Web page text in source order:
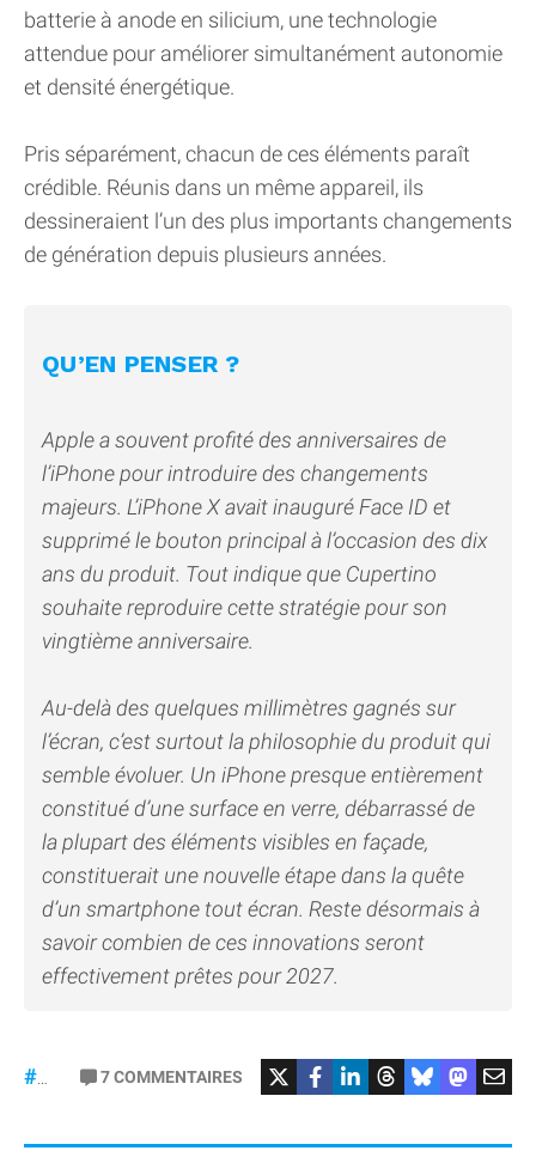
batterie à anode en silicium, une technologie
attendue pour améliorer simultanément autonomie
et densité énergétique.
Pris séparément, chacun de ces éléments paraît
crédible. Réunis dans un même appareil, ils
dessineraient l’un des plus importants changements
de génération depuis plusieurs années.
QU’EN PENSER ?
Apple a souvent profité des anniversaires de
l’iPhone pour introduire des changements
majeurs. L’iPhone X avait inauguré Face ID et
supprimé le bouton principal à l’occasion des dix
ans du produit. Tout indique que Cupertino
souhaite reproduire cette stratégie pour son
vingtième anniversaire.
Au-delà des quelques millimètres gagnés sur
l’écran, c’est surtout la philosophie du produit qui
semble évoluer. Un iPhone presque entièrement
constitué d’une surface en verre, débarrassé de
la plupart des éléments visibles en façade,
constituerait une nouvelle étape dans la quête
d’un smartphone tout écran. Reste désormais à
savoir combien de ces innovations seront
effectivement prêtes pour 2027.
7COMMENTAIRES